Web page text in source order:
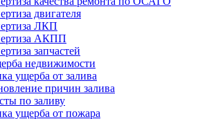
двигателя
ЛКП
АКПП
запчастей
недвижимости
ущерба от залива
причин залива
по заливу
ущерба от пожара